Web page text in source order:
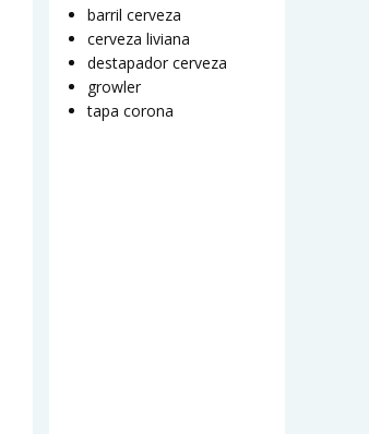
barril cerveza
cerveza liviana
destapador cerveza
growler
tapa corona